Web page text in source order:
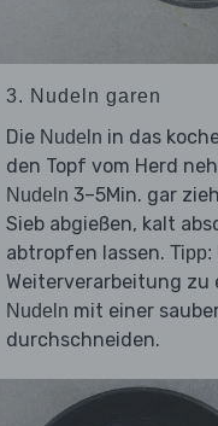
3. Nudeln garen
Die Nudeln in das
den Topf vom Herd
Nudeln 3–5Min. gar
Sieb abgießen, kalt
abtropfen lassen. Tipp:
Weiterverarbeitung
Nudeln mit einer
durchschneiden.